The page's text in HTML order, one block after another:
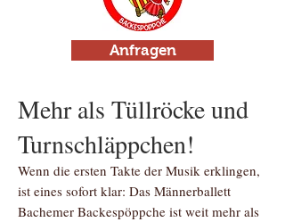
Anfragen
Mehr als Tüllröcke und
Turnschläppchen!
Wenn die ersten Takte der Musik erklingen,
ist eines sofort klar: Das Männerballett
Bachemer Backespöppche ist weit mehr als